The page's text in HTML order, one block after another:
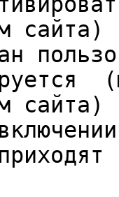
сайта)
сайта)